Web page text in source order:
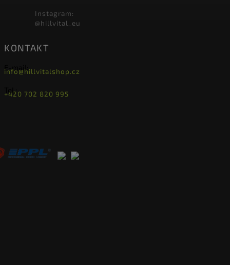
Instagram:
@hillvital_eu
KONTAKT
E-mail:
info@hillvitalshop.cz
Tel.:
+420 702 820 995